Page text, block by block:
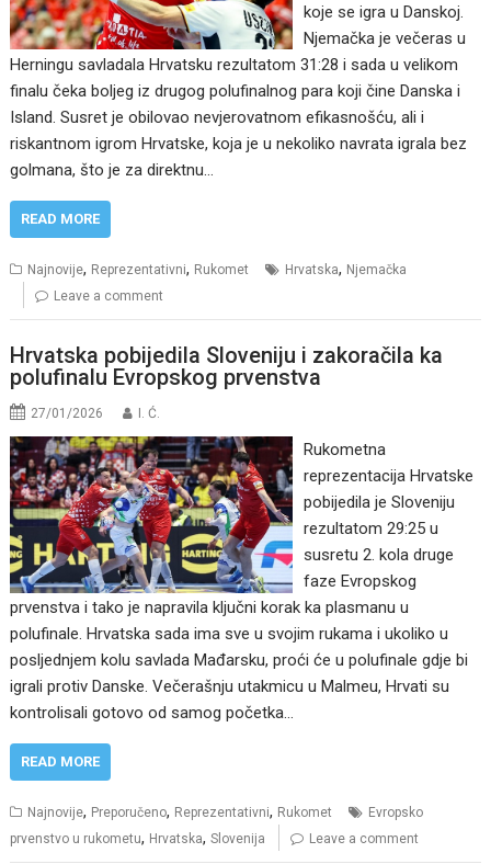
koje se igra u Danskoj.
Njemačka je večeras u
Herningu savladala Hrvatsku rezultatom 31:28 i sada u velikom
finalu čeka boljeg iz drugog polufinalnog para koji čine Danska i
Island. Susret je obilovao nevjerovatnom efikasnošću, ali i
riskantnom igrom Hrvatske, koja je u nekoliko navrata igrala bez
golmana, što je za direktnu…
READ MORE
Najnovije, Reprezentativni, Rukomet Hrvatska, Njemačka
Leave a comment
Hrvatska pobijedila Sloveniju i zakoračila ka
polufinalu Evropskog prvenstva
27/01/2026 I. Ć.
Rukometna
reprezentacija Hrvatske
pobijedila je Sloveniju
rezultatom 29:25 u
susretu 2. kola druge
faze Evropskog
prvenstva i tako je napravila ključni korak ka plasmanu u
polufinale. Hrvatska sada ima sve u svojim rukama i ukoliko u
posljednjem kolu savlada Mađarsku, proći će u polufinale gdje bi
igrali protiv Danske. Večerašnju utakmicu u Malmeu, Hrvati su
kontrolisali gotovo od samog početka…
READ MORE
Najnovije, Preporučeno, Reprezentativni, Rukomet
Evropsko
prvenstvo u rukometu, Hrvatska,Slovenija Leave a comment